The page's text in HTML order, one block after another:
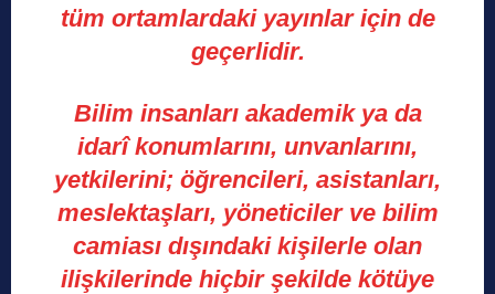
tüm ortamlardaki yayınlar için de
geçerlidir.
Bilim insanları akademik ya da
idarî konumlarını, unvanlarını,
yetkilerini; öğrencileri, asistanları,
meslektaşları, yöneticiler ve bilim
camiası dışındaki kişilerle olan
ilişkilerinde hiçbir şekilde kötüye